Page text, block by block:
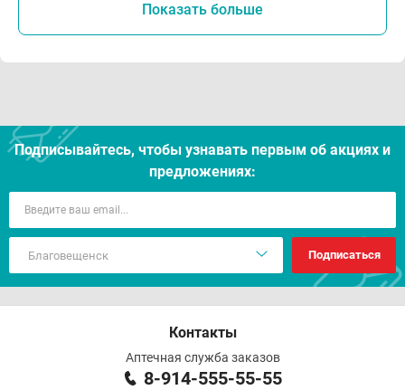
Показать больше
Подписывайтесь, чтобы узнавать первым об акцияx и
предложениях:
Подписаться
Контакты
Аптечная служба заказов
8-914-555-55-55